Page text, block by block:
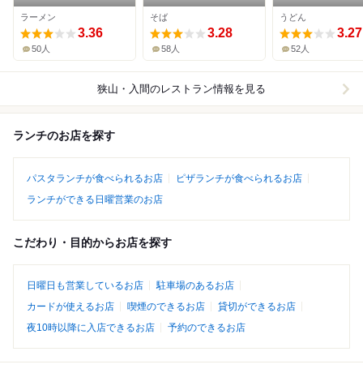
ラーメン
3.36
50人
入間店
そば
3.28
58人
うどん
3.27
52人
狭山・入間のレストラン情報を見る
ランチのお店を探す
パスタランチが食べられるお店
ピザランチが食べられるお店
ランチができる日曜営業のお店
こだわり・目的からお店を探す
日曜日も営業しているお店
駐車場のあるお店
カードが使えるお店
喫煙のできるお店
貸切ができるお店
夜10時以降に入店できるお店
予約のできるお店